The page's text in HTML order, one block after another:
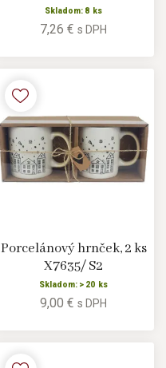
Skladom: 8 ks
7,26 €s DPH
Porcelánový hrnček, 2 ks
X7635/ S2
Skladom: > 20 ks
9,00 €s DPH